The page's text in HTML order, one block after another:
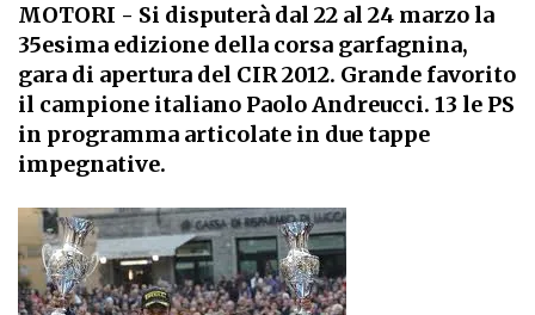
MOTORI - Si disputerà dal 22 al 24 marzo la
35esima edizione della corsa garfagnina,
gara di apertura del CIR 2012. Grande favorito
il campione italiano Paolo Andreucci. 13 le PS
in programma articolate in due tappe
impegnative.